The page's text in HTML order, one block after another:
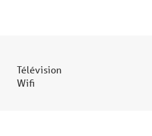
Télévision
Wifi